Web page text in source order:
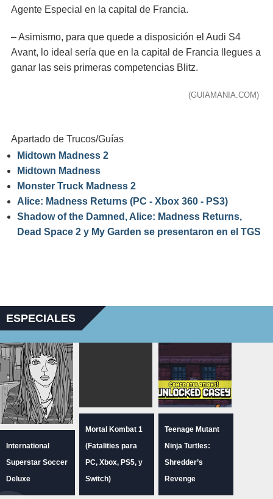
Agente Especial en la capital de Francia.
– Asimismo, para que quede a disposición el Audi S4
Avant, lo ideal sería que en la capital de Francia llegues a
ganar las seis primeras competencias Blitz.
(GUIAMANIA.COM)
Apartado de Trucos/Guías
Midtown Madness 2
Midtown Madness
Monster Truck Madness 2
Alice: Madness Returns (PC - Xbox 360 - PS3)
Shadow of the Damned, Alice: Madness Returns,
Dead Space 2 y My Garden se presentaron en el TGS
ESPECIALES
International
Superstar Soccer
Deluxe
Mortal Kombat 1
(Fatalities para
PC, Xbox, PS5, y
Switch)
Teenage Mutant
Ninja Turtles:
Shredder’s
Revenge